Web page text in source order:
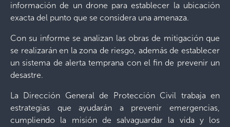
información de un drone para establecer la ubicación
exacta del punto que se considera una amenaza.
Con su informe se analizan las obras de mitigación que
se realizarán en la zona de riesgo, además de establecer
un sistema de alerta temprana con el fin de prevenir un
desastre.
La Dirección General de Protección Civil trabaja en
estrategias que ayudarán a prevenir emergencias,
cumpliendo la misión de salvaguardar la vida y los